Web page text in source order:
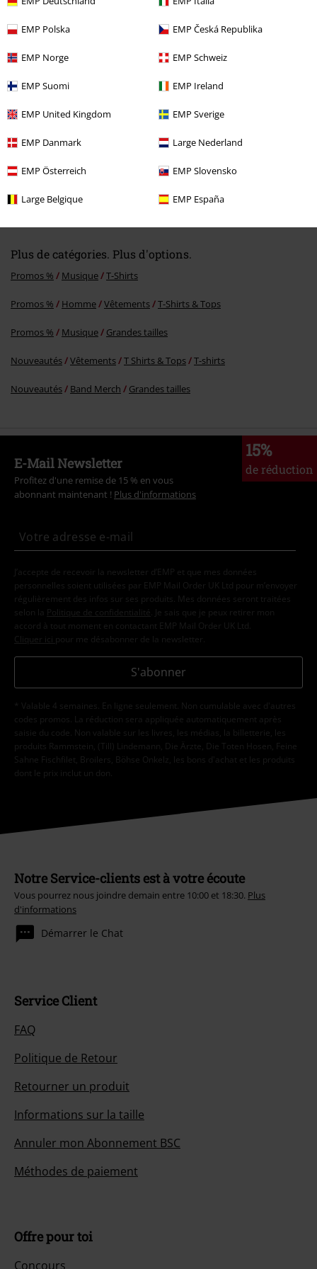
EMP Polska EMP Česká Republika
EMP Norge EMP Schweiz
EMP Suomi EMP Ireland
EMP United Kingdom EMP Sverige
EMP Danmark Large Nederland
EMP Österreich EMP Slovensko
Large Belgique EMP España
Dernière visite
€ 19,19
Plus de catégories. Plus d'options.
Promos % Musique T-Shirts
Promos % Homme Vêtements T-Shirts & Tops
Promos % Musique Grandes tailles
Nouveautés Vêtements T Shirts & Tops T-shirts
Nouveautés Band Merch Grandes tailles
15%
de réduction
E-Mail Newsletter
Profitez d'une remise de 15 % en vous
abonnant maintenant ! Plus d'informations
J’accepte de recevoir la newsletter d’EMP et que mes données
personnelles soient utilisées par EMP Mail Order UK Ltd pour m’envoyer
régulièrement des infos sur ses produits. Mes données seront traitées
selon la
Politique de confidentialité . Je sais que je peux retirer mon
accord à tout moment en contactant EMP Mail Order UK Ltd.
Cliquer ici pour me désabonner de la newsletter.
S'abonner
* Valable 4 semaines. En ligne seulement. Non cumulable avec d'autres
codes promos. La réduction sera appliquée automatiquement après
saisie du code. Non valable sur les livres, les médias, la billetterie, les
produits Rammstein, (Till) Lindemann, Die Ärzte, Die Toten Hosen, Feine
Sahne Fischfilet, Broilers, Böhse Onkelz, les bons d'achat et les produits
dont le prix inclut un don.
Notre Service-clients est à votre écoute
Vous pourrez nous joindre demain entre 10:00 et 18:30. Plus
d'informations
Démarrer le Chat
Service Client
FAQ
Politique de Retour
Retourner un produit
Informations sur la taille
Annuler mon Abonnement BSC
Méthodes de paiement
Offre pour toi
Concours